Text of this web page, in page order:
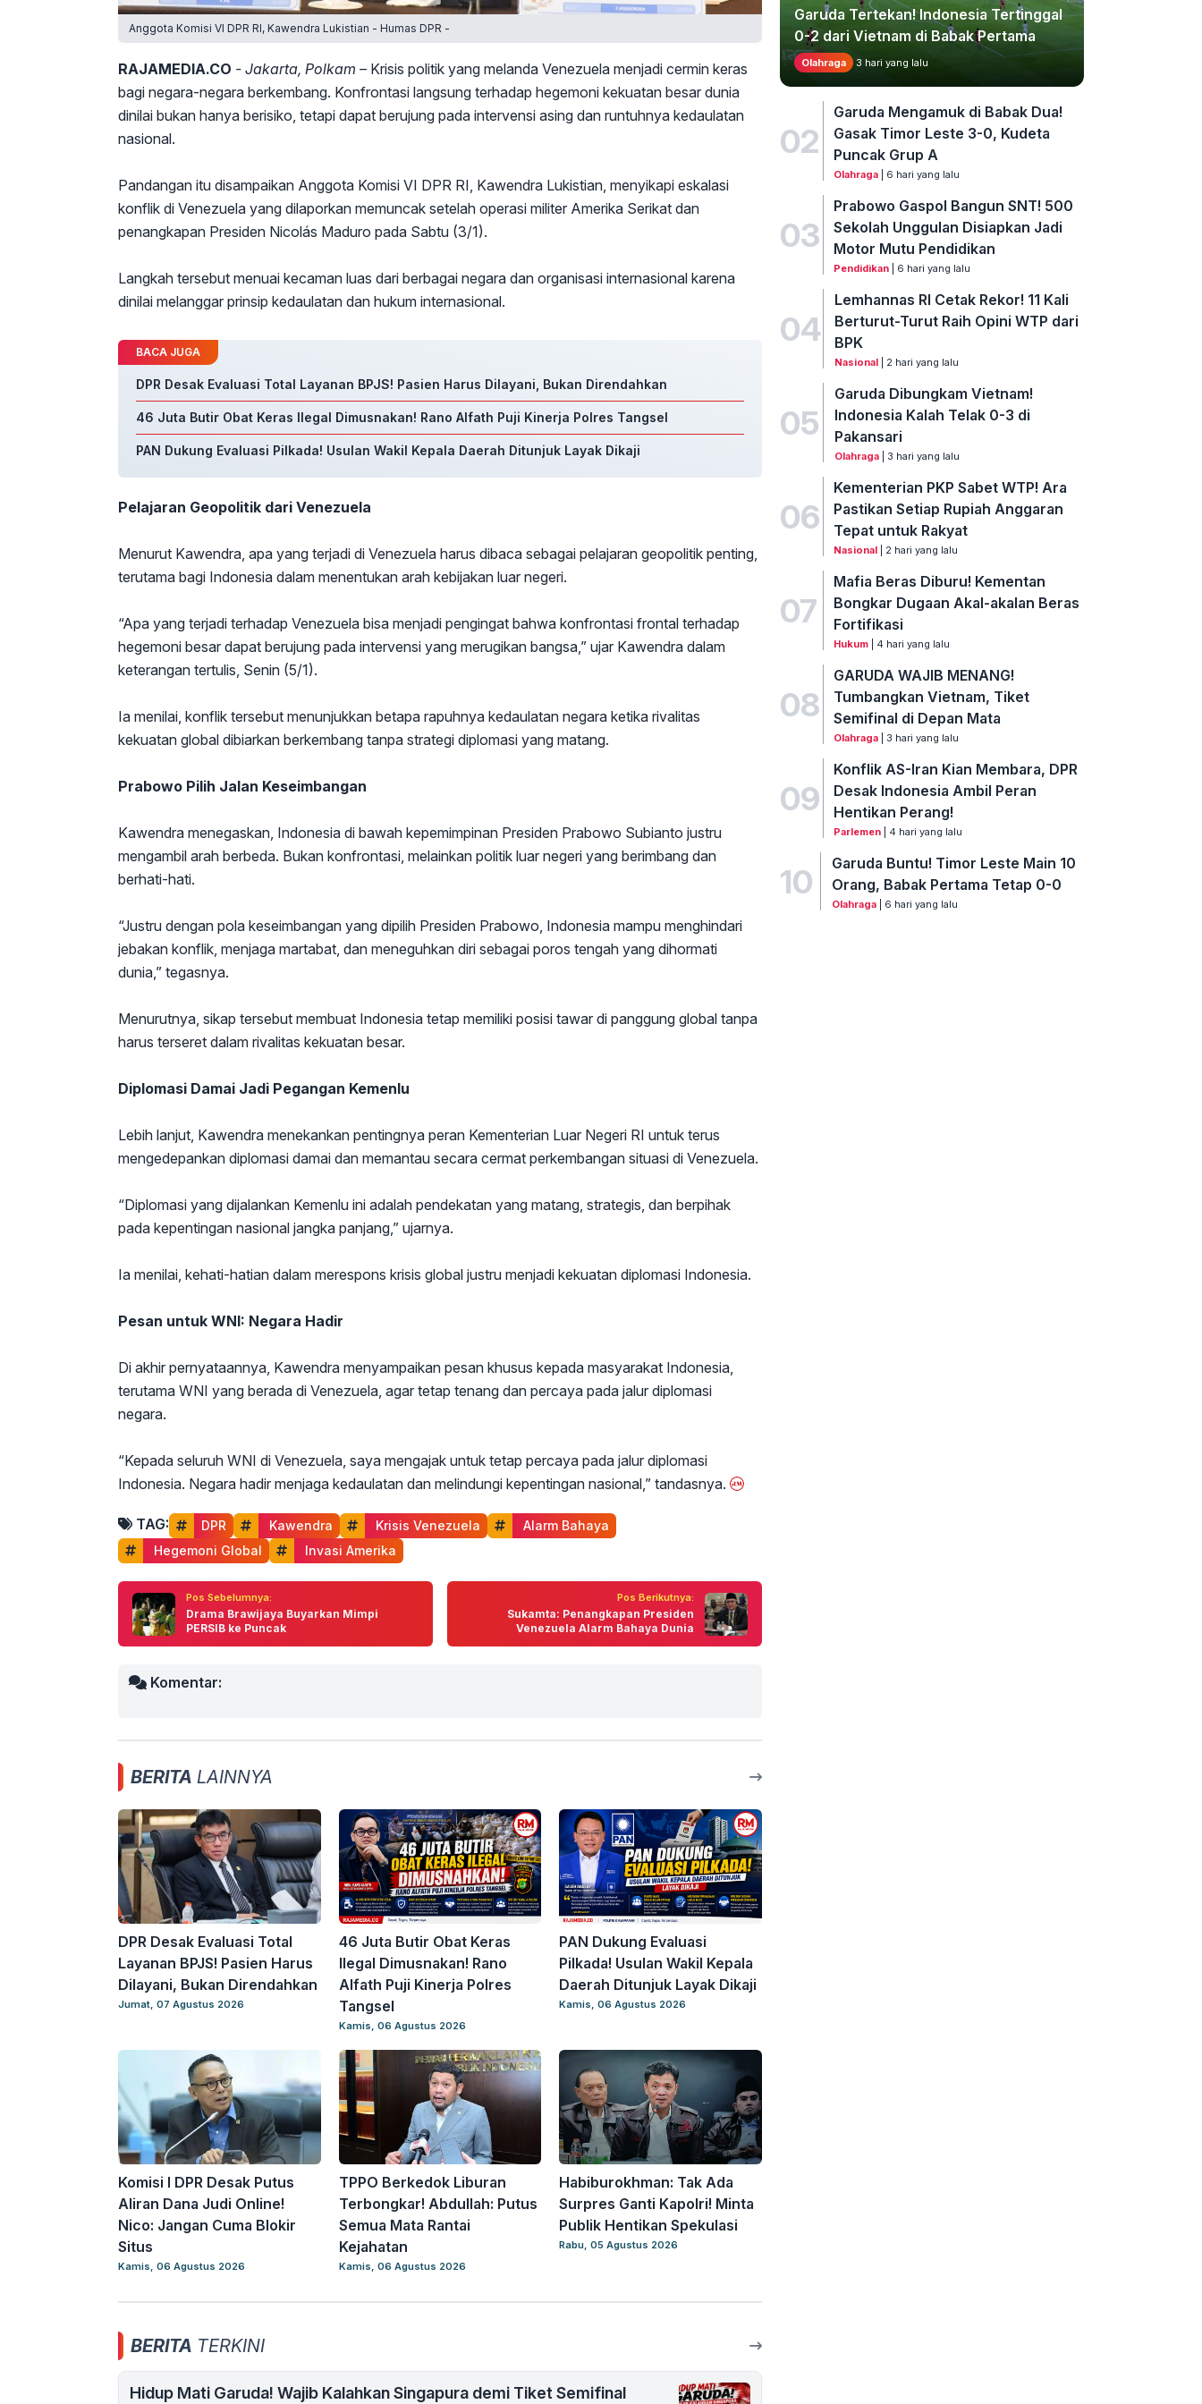
Anggota Komisi VI DPR RI, Kawendra Lukistian - Humas DPR -
RAJAMEDIA.CO - Jakarta, Polkam –Krisis politik yang melanda Venezuela menjadi cermin keras
bagi negara-negara berkembang. Konfrontasi langsung terhadap hegemoni kekuatan besar dunia
dinilai bukan hanya berisiko, tetapi dapat berujung pada intervensi asing dan runtuhnya kedaulatan
nasional.
Pandangan itu disampaikan Anggota Komisi VI DPR RI, Kawendra Lukistian, menyikapi eskalasi
konflik di Venezuela yang dilaporkan memuncak setelah operasi militer Amerika Serikat dan
penangkapan Presiden Nicolás Maduro pada Sabtu (3/1).
Langkah tersebut menuai kecaman luas dari berbagai negara dan organisasi internasional karena
dinilai melanggar prinsip kedaulatan dan hukum internasional.
BACA JUGA
DPR Desak Evaluasi Total Layanan BPJS! Pasien Harus Dilayani, Bukan Direndahkan
46 Juta Butir Obat Keras Ilegal Dimusnakan! Rano Alfath Puji Kinerja Polres Tangsel
PAN Dukung Evaluasi Pilkada! Usulan Wakil Kepala Daerah Ditunjuk Layak Dikaji
Pelajaran Geopolitik dari Venezuela
Menurut Kawendra, apa yang terjadi di Venezuela harus dibaca sebagai pelajaran geopolitik penting,
terutama bagi Indonesia dalam menentukan arah kebijakan luar negeri.
“Apa yang terjadi terhadap Venezuela bisa menjadi pengingat bahwa konfrontasi frontal terhadap
hegemoni besar dapat berujung pada intervensi yang merugikan bangsa,” ujar Kawendra dalam
keterangan tertulis, Senin (5/1).
Ia menilai, konflik tersebut menunjukkan betapa rapuhnya kedaulatan negara ketika rivalitas
kekuatan global dibiarkan berkembang tanpa strategi diplomasi yang matang.
Prabowo Pilih Jalan Keseimbangan
Kawendra menegaskan, Indonesia di bawah kepemimpinan Presiden Prabowo Subianto justru
mengambil arah berbeda. Bukan konfrontasi, melainkan politik luar negeri yang berimbang dan
berhati-hati.
“Justru dengan pola keseimbangan yang dipilih Presiden Prabowo, Indonesia mampu menghindari
jebakan konflik, menjaga martabat, dan meneguhkan diri sebagai poros tengah yang dihormati
dunia,” tegasnya.
Menurutnya, sikap tersebut membuat Indonesia tetap memiliki posisi tawar di panggung global tanpa
harus terseret dalam rivalitas kekuatan besar.
Diplomasi Damai Jadi Pegangan Kemenlu
Lebih lanjut, Kawendra menekankan pentingnya peran Kementerian Luar Negeri RI untuk terus
mengedepankan diplomasi damai dan memantau secara cermat perkembangan situasi di Venezuela.
“Diplomasi yang dijalankan Kemenlu ini adalah pendekatan yang matang, strategis, dan berpihak
pada kepentingan nasional jangka panjang,” ujarnya.
Ia menilai, kehati-hatian dalam merespons krisis global justru menjadi kekuatan diplomasi Indonesia.
Pesan untuk WNI: Negara Hadir
Di akhir pernyataannya, Kawendra menyampaikan pesan khusus kepada masyarakat Indonesia,
terutama WNI yang berada di Venezuela, agar tetap tenang dan percaya pada jalur diplomasi
negara.
“Kepada seluruh WNI di Venezuela, saya mengajak untuk tetap percaya pada jalur diplomasi
Indonesia. Negara hadir menjaga kedaulatan dan melindungi kepentingan nasional,” tandasnya.
TAG: DPR Kawendra Krisis Venezuela
Alarm Bahaya
Hegemoni Global
Invasi Amerika
Pos Sebelumnya:
Drama Brawijaya Buyarkan Mimpi
PERSIB ke Puncak
Pos Berikutnya:
Sukamta: Penangkapan Presiden
Venezuela Alarm Bahaya Dunia
Komentar:
BERITA LAINNYA
DPR Desak Evaluasi Total
Layanan BPJS! Pasien Harus
Dilayani, Bukan Direndahkan
Jumat, 07 Agustus 2026
46 Juta Butir Obat Keras
Ilegal Dimusnakan! Rano
Alfath Puji Kinerja Polres
Tangsel
Kamis, 06 Agustus 2026
PAN Dukung Evaluasi
Pilkada! Usulan Wakil Kepala
Daerah Ditunjuk Layak Dikaji
Kamis, 06 Agustus 2026
Komisi I DPR Desak Putus
Aliran Dana Judi Online!
Nico: Jangan Cuma Blokir
Situs
Kamis, 06 Agustus 2026
TPPO Berkedok Liburan
Terbongkar! Abdullah: Putus
Semua Mata Rantai
Kejahatan
Kamis, 06 Agustus 2026
Habiburokhman: Tak Ada
Surpres Ganti Kapolri! Minta
Publik Hentikan Spekulasi
Rabu, 05 Agustus 2026
BERITA TERKINI
Hidup Mati Garuda! Wajib Kalahkan Singapura demi Tiket Semifinal
Garuda Tertekan! Indonesia Tertinggal
0-2 dari Vietnam di Babak Pertama
Olahraga 3 hari yang lalu
02
Garuda Mengamuk di Babak Dua!
Gasak Timor Leste 3-0, Kudeta
Puncak Grup A
Olahraga | 6 hari yang lalu
03
Prabowo Gaspol Bangun SNT! 500
Sekolah Unggulan Disiapkan Jadi
Motor Mutu Pendidikan
Pendidikan | 6 hari yang lalu
04
Lemhannas RI Cetak Rekor! 11 Kali
Berturut-Turut Raih Opini WTP dari
BPK
Nasional| 2 hari yang lalu
05
Garuda Dibungkam Vietnam!
Indonesia Kalah Telak 0-3 di
Pakansari
Olahraga| 3 hari yang lalu
06
Kementerian PKP Sabet WTP! Ara
Pastikan Setiap Rupiah Anggaran
Tepat untuk Rakyat
Nasional | 2 hari yang lalu
07
Mafia Beras Diburu! Kementan
Bongkar Dugaan Akal-akalan Beras
Fortifikasi
Hukum | 4 hari yang lalu
08
GARUDA WAJIB MENANG!
Tumbangkan Vietnam, Tiket
Semifinal di Depan Mata
Olahraga | 3 hari yang lalu
09
Konflik AS-Iran Kian Membara, DPR
Desak Indonesia Ambil Peran
Hentikan Perang!
Parlemen | 4 hari yang lalu
10
Garuda Buntu! Timor Leste Main 10
Orang, Babak Pertama Tetap 0-0
Olahraga| 6 hari yang lalu